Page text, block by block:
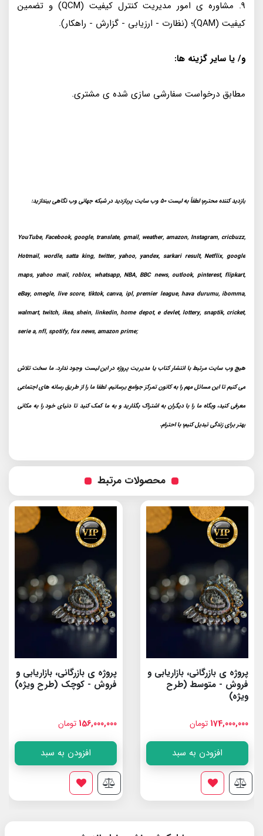
9. مشاوره ی امور مدیریت کنترل کیفیت (QCM) و تضمین
کیفیت (QAM)؛ (نظارت - ارزیابی - گزارش - راهکار).
و/ یا سایر گزینه ها:
مطابق درخواست سفارشی سازی شده ی مشتری.
بازدید کننده محترم؛ لطفاً به لیست 50 وب سایت پربازدید در شبکه جهانی وب نگاهی بیندازید:
YouTube, Facebook, google, translate, gmail, weather, amazon, Instagram, cricbuzz,
Hotmail, wordle, satta king, twitter, yahoo, yandex, sarkari result, Netflix, google
maps, yahoo mail, roblox, whatsapp, NBA, BBC news, outlook, pinterest, flipkart,
eBay, omegle, live score, tiktok, canva, ipl, premier league, hava durumu, ibomma,
walmart, twitch, ikea, shein, linkedin, home depot, e devlet, lottery, snaptik, cricket,
serie a, nfl, spotify, fox news, amazon prime;
هیچ وب سایت مرتبط با انتشار کتاب یا مدیریت پروژه در این لیست وجود ندارد. ما سخت تلاش
می کنیم تا این مسائل مهم را به کانون تمرکز جوامع برسانیم. لطفا ما را از طریق رسانه های اجتماعی
معرفی کنید، وبگاه ما را با دیگران به اشتراک بگذارید و به ما کمک کنید تا دنیای خود را به مکانی
بهتر برای زندگی تبدیل کنیم؛ با احترام.
محصولات مرتبط
پروژه ی بازرگانی، بازاریابی و
فروش - متوسط (طرح
ویژه)
174,000,000 تومان
افزودن به سبد
پروژه ی بازرگانی، بازاریابی و
فروش - کوچک (طرح ویژه)
156,000,000 تومان
افزودن به سبد